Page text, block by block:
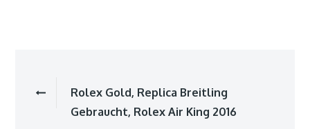
Rolex Gold, Replica Breitling
Gebraucht, Rolex Air King 2016